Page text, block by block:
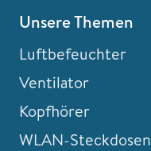
Unsere Themen
Luftbefeuchter
Ventilator
Kopfhörer
WLAN-Steckdosen